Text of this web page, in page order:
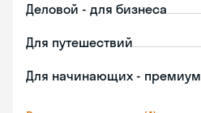
Деловой - для бизнеса
Для путешествий
Для начинающих - премиум